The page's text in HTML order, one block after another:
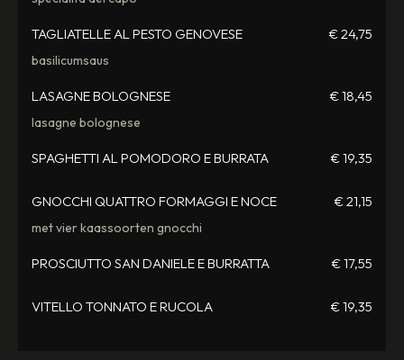
TAGLIATELLE AL PESTO GENOVESE € 24,75
basilicumsaus
LASAGNE BOLOGNESE € 18,45
lasagne bolognese
SPAGHETTI AL POMODORO E BURRATA € 19,35
GNOCCHI QUATTRO FORMAGGI E NOCE € 21,15
met vier kaassoorten gnocchi
PROSCIUTTO SAN DANIELE E BURRATTA € 17,55
VITELLO TONNATO E RUCOLA € 19,35